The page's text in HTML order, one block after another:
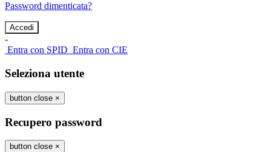
Password dimenticata?
-
Entra con SPID Entra con CIE
Seleziona utente
button close ×
Recupero password
button close ×